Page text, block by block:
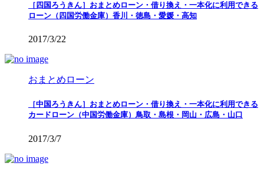
［四国ろうきん］おまとめローン・借り換え・一本化に利用できる
ローン（四国労働金庫）香川・徳島・愛媛・高知
2017/3/22
おまとめローン
［中国ろうきん］おまとめローン・借り換え・一本化に利用できる
カードローン（中国労働金庫）鳥取・島根・岡山・広島・山口
2017/3/7